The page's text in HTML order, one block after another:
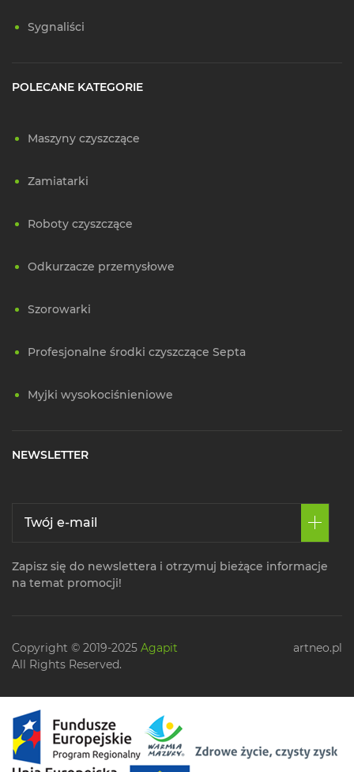
Sygnaliści
POLECANE KATEGORIE
Maszyny czyszczące
Zamiatarki
Roboty czyszczące
Odkurzacze przemysłowe
Szorowarki
Profesjonalne środki czyszczące Septa
Myjki wysokociśnieniowe
NEWSLETTER
Zapisz się do newslettera i otrzymuj bieżące informacje
na temat promocji!
Copyright © 2019-2025 Agapit
All Rights Reserved.
artneo.pl